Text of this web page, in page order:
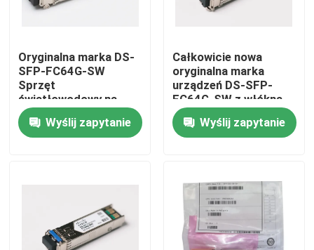
Dom
Produkty
Wycieczka po fabryce
Oryginalna marka DS-
SFP-FC64G-SW
Sprzęt
światłowodowy na
gorąco sprzedawany
do centrów danych AI
Wyślij zapytanie
Całkowicie nowa
oryginalna marka
urządzeń DS-SFP-
FC64G-SW z włókna
optycznego do
centrów danych AI
Wyślij zapytanie